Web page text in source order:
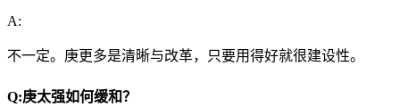
A:
不一定。庚更多是清晰与改革，只要用得好就很建设性。
Q:庚太强如何缓和？